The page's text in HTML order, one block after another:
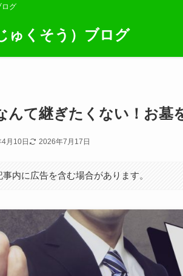
ログ
ゅくそう）ブログ
んて継ぎたくない！お墓
月10日 2026年7月17日
内に広告を含む場合があります。